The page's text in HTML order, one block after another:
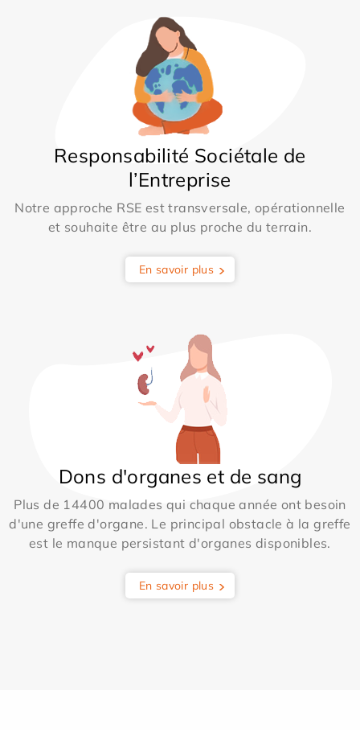
Responsabilité Sociétale de
l’Entreprise
Notre approche RSE est transversale, opérationnelle
et souhaite être au plus proche du terrain.
En savoir plus
Dons d'organes et de sang
Plus de 14400 malades qui chaque année ont besoin
d'une greffe d'organe. Le principal obstacle à la greffe
est le manque persistant d'organes disponibles.
En savoir plus